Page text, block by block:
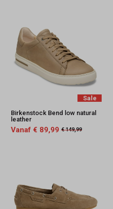
Sale
Birkenstock Bend low natural
leather
Vanaf € 89,99 € 149,99